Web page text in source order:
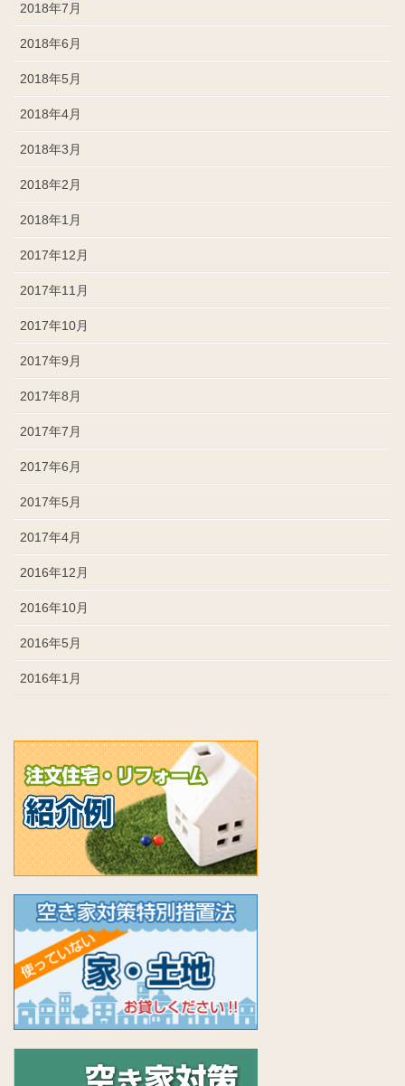
2018年7月
2018年6月
2018年5月
2018年4月
2018年3月
2018年2月
2018年1月
2017年12月
2017年11月
2017年10月
2017年9月
2017年8月
2017年7月
2017年6月
2017年5月
2017年4月
2016年12月
2016年10月
2016年5月
2016年1月